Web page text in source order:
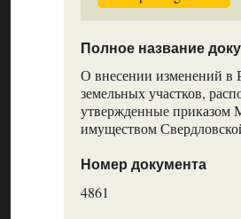
Полное название
О внесении изменений в
земельных участков,
утвержденные приказом
имуществом
Номер документа
4861